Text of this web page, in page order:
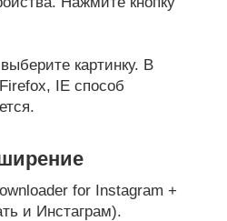
картинку. В
IE способ
for Instagram +
и Инстаграм).